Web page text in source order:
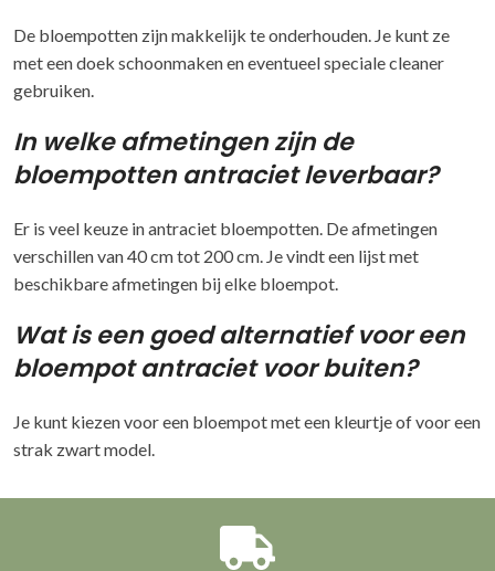
De bloempotten zijn makkelijk te onderhouden. Je kunt ze
met een doek schoonmaken en eventueel speciale cleaner
gebruiken.
In welke afmetingen zijn de
bloempotten antraciet leverbaar?
Er is veel keuze in antraciet bloempotten. De afmetingen
verschillen van 40 cm tot 200 cm. Je vindt een lijst met
beschikbare afmetingen bij elke bloempot.
Wat is een goed alternatief voor een
bloempot antraciet voor buiten?
Je kunt kiezen voor een bloempot met een kleurtje of voor een
strak zwart model.